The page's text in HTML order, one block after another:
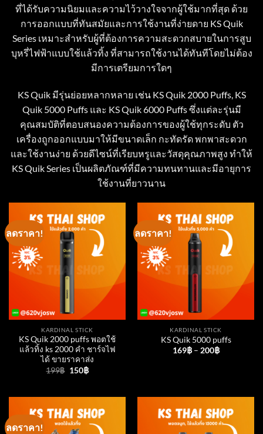
ที่ได้รับความนิยมและความไว้วางใจจากผู้ใช้มากที่สุด ด้วย
การออกแบบที่ทันสมัยและการใช้งานที่ง่ายดาย KS Quik
Series เหมาะสำหรับผู้ที่ต้องการความสะดวกสบายในการสูบ
บุหรี่ไฟฟ้าแบบใช้แล้วทิ้ง ที่สามารถใช้งานได้ทันทีโดยไม่ต้อง
มีการเตรียมการใดๆ
KS Quik มีรุ่นย่อยหลากหลาย เช่น KS Quik 2000 Puffs, KS
Quik 5000 Puffs และ KS Quik 6000 Puffs ซึ่งแต่ละรุ่นมี
คุณสมบัติที่ตอบสนองความต้องการของผู้ใช้ทุกระดับ ตัว
เครื่องถูกออกแบบมาให้มีขนาดเล็ก กะทัดรัด พกพาสะดวก
และใช้งานง่าย ด้วยดีไซน์ที่เรียบหรูและวัสดุคุณภาพสูง ทำให้
KS Quik Series เป็นผลิตภัณฑ์ที่มีความทนทานและมีอายุการ
ใช้งานที่ยาวนาน
ลดราคา!
KARDINAL STICK
KS Quik 2000 puffs พอตใช้
แล้วทิ้ง ks 2000 คำ ชาร์จไฟ
ได้ ขายราคาส่ง
199฿ Original
price
150฿Current
ลดราคา!
KARDINAL STICK
KS Quik 5000 puffs
169฿– 200฿
ลดราคา!